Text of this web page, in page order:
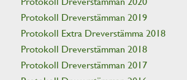
Protokoll Dreverstämman 2019
Protokoll Extra Dreverstämma 2018
Protokoll Dreverstämman 2018
Protokoll Dreverstämman 2017